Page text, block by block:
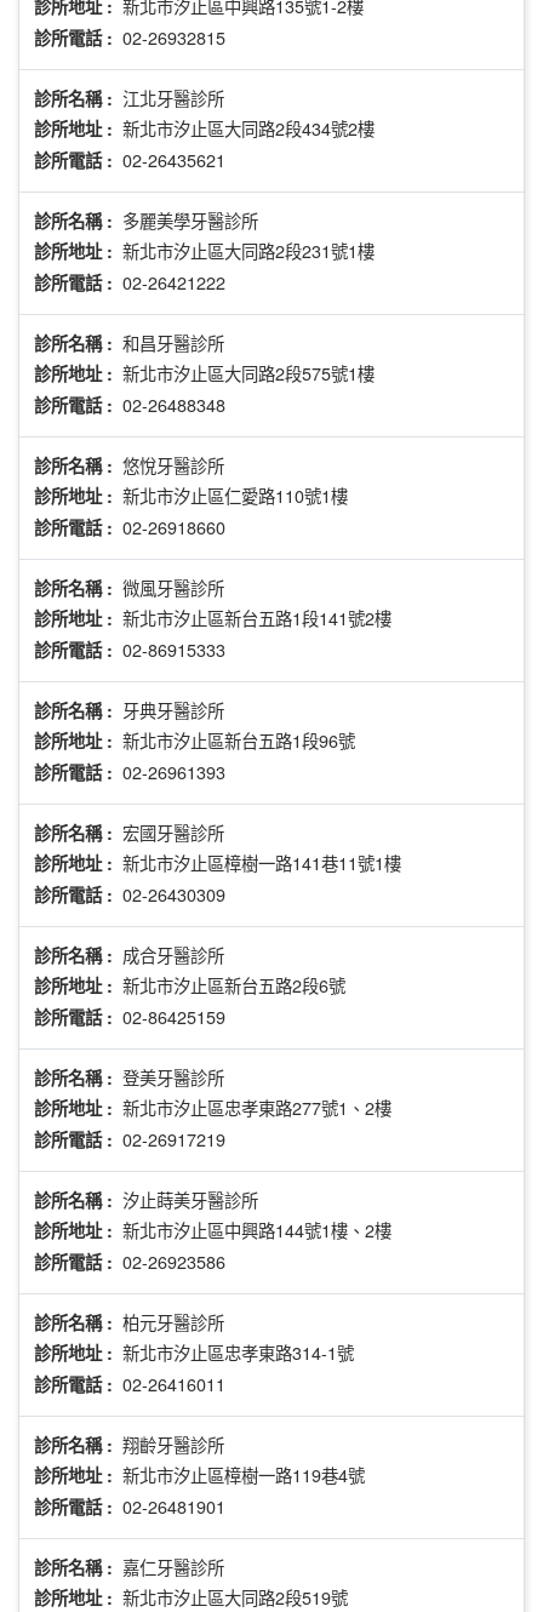
診所地址 : 新北市汐止區中興路135號1-2樓
診所電話 : 02-26932815
診所名稱 : 江北牙醫診所
診所地址 : 新北市汐止區大同路2段434號2樓
診所電話 : 02-26435621
診所名稱 : 多麗美學牙醫診所
診所地址 : 新北市汐止區大同路2段231號1樓
診所電話 : 02-26421222
診所名稱 : 和昌牙醫診所
診所地址 : 新北市汐止區大同路2段575號1樓
診所電話 : 02-26488348
診所名稱 : 悠悅牙醫診所
診所地址 : 新北市汐止區仁愛路110號1樓
診所電話 : 02-26918660
診所名稱 : 微風牙醫診所
診所地址 : 新北市汐止區新台五路1段141號2樓
診所電話 : 02-86915333
診所名稱 : 牙典牙醫診所
診所地址 : 新北市汐止區新台五路1段96號
診所電話 : 02-26961393
診所名稱 : 宏國牙醫診所
診所地址 : 新北市汐止區樟樹一路141巷11號1樓
診所電話 : 02-26430309
診所名稱 : 成合牙醫診所
診所地址 : 新北市汐止區新台五路2段6號
診所電話 : 02-86425159
診所名稱 : 登美牙醫診所
診所地址 : 新北市汐止區忠孝東路277號1、2樓
診所電話 : 02-26917219
診所名稱 : 汐止蒔美牙醫診所
診所地址 : 新北市汐止區中興路144號1樓、2樓
診所電話 : 02-26923586
診所名稱 : 柏元牙醫診所
診所地址 : 新北市汐止區忠孝東路314-1號
診所電話 : 02-26416011
診所名稱 : 翔齡牙醫診所
診所地址 : 新北市汐止區樟樹一路119巷4號
診所電話 : 02-26481901
診所名稱 : 嘉仁牙醫診所
診所地址 : 新北市汐止區大同路2段519號